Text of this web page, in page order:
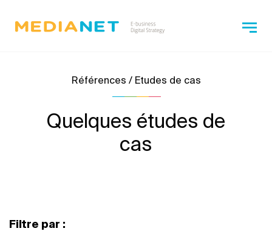
Références / Etudes de cas
Quelques études de
cas
Filtre par :